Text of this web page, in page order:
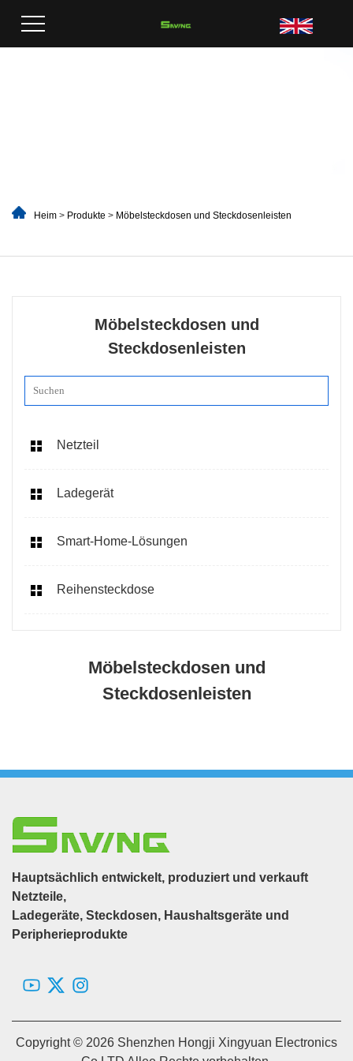
Heim > Produkte > Möbelsteckdosen und Steckdosenleisten
Möbelsteckdosen und
Steckdosenleisten
Netzteil
Ladegerät
Smart-Home-Lösungen
Reihensteckdose
Möbelsteckdosen und
Steckdosenleisten
Hauptsächlich entwickelt, produziert und verkauft
Netzteile,
Ladegeräte, Steckdosen, Haushaltsgeräte und
Peripherieprodukte
Copyright © 2026 Shenzhen Hongji Xingyuan Electronics